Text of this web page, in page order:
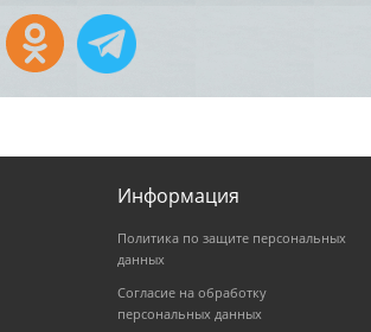
Информация
Политика по защите персональных
данных
Согласие на обработку
персональных данных